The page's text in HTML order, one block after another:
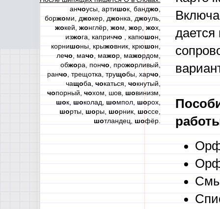
анчоусы, артишок, банджо,
боржоми, джокер, джонка, джоуль,
жокей,жонглёр,жом,жор,жох,
изжога, каприччо, капюшон,
корнишоны, крыжовник, крюшон,
лечо, мачо, мажор, мажордом,
обжора, пончо, прожорливый,
ранчо, трещотка, трущобы, харчо,
чащоба,чокаться,чокнутый,
чопорный, чохом, шов, шовинизм,
шок, шоколад, шомпол, шорох,
шорты, шоры, шорник, шоссе,
шотландец, шофёр.
дается